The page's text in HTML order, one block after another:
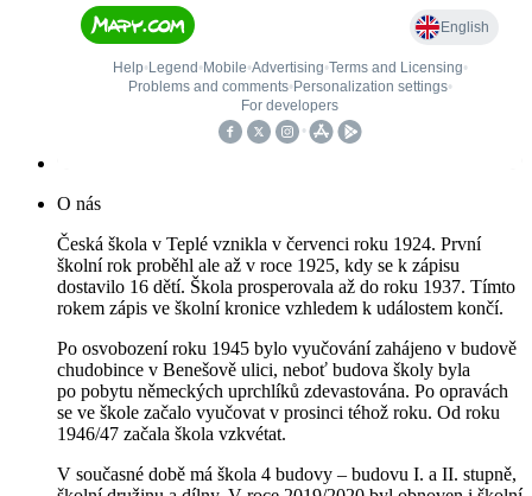
O nás
Česká škola v Teplé vznikla v červenci roku 1924. První
školní rok proběhl ale až v roce 1925, kdy se k zápisu
dostavilo 16 dětí. Škola prosperovala až do roku 1937. Tímto
rokem zápis ve školní kronice vzhledem k událostem končí.
Po osvobození roku 1945 bylo vyučování zahájeno v budově
chudobince v Benešově ulici, neboť budova školy byla
po pobytu německých uprchlíků zdevastována. Po opravách
se ve škole začalo vyučovat v prosinci téhož roku. Od roku
1946/47 začala škola vzkvétat.
V současné době má škola 4 budovy – budovu I. a II. stupně,